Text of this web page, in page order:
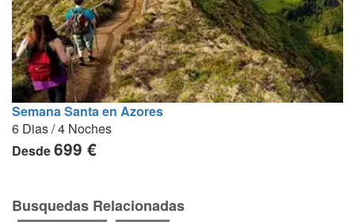
Semana Santa en Azores
6 Dias / 4 Noches
Desde699 €
Busquedas Relacionadas